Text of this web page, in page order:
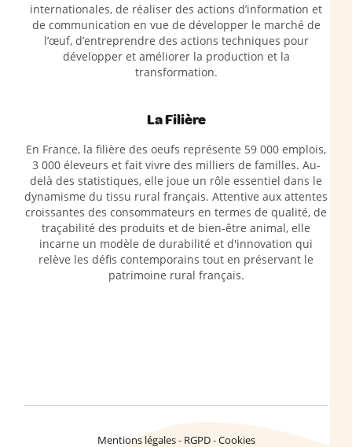
internationales, de réaliser des actions d’information et
de communication en vue de développer le marché de
l’œuf, d’entreprendre des actions techniques pour
développer et améliorer la production et la
transformation.
La Filière
En France, la filière des oeufs représente 59 000 emplois,
3 000 éleveurs et fait vivre des milliers de familles. Au-
delà des statistiques, elle joue un rôle essentiel dans le
dynamisme du tissu rural français. Attentive aux attentes
croissantes des consommateurs en termes de qualité, de
traçabilité des produits et de bien-être animal, elle
incarne un modèle de durabilité et d'innovation qui
relève les défis contemporains tout en préservant le
patrimoine rural français.
Mentions légales RGPD Cookies